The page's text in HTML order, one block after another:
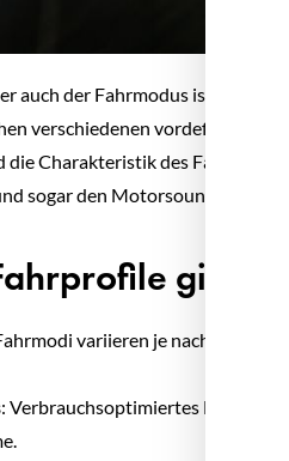
auch der Fahrmodus ist eine
verschiedenen vordefinierten
Charakteristik des Fahrzeugs
sogar den Motorsound.
gibt es?
variieren je nach
: Verbrauchsoptimiertes Fahren